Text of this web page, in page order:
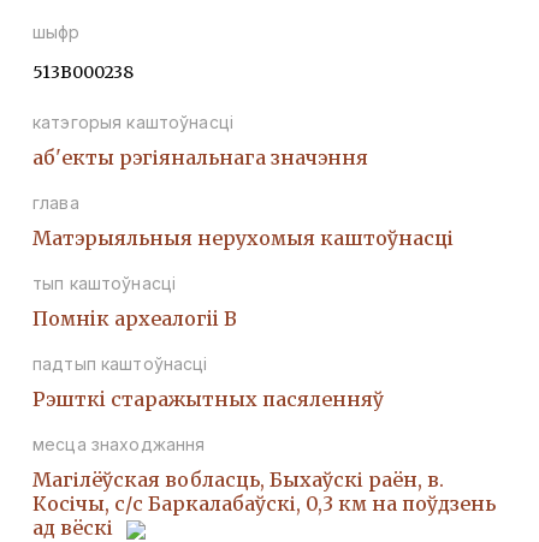
шыфр
513В000238
катэгорыя каштоўнасці
аб'екты рэгіянальнага значэння
глава
Матэрыяльныя нерухомыя каштоўнасці
тып каштоўнасці
Помнiк археалогii В
падтып каштоўнасці
Рэшткi старажытных пасяленняў
месца знаходжання
Магілёўская вобласць, Быхаўскі раён, в.
Косічы, с/с Баркалабаўскі, 0,3 км на поўдзень
ад вёскі